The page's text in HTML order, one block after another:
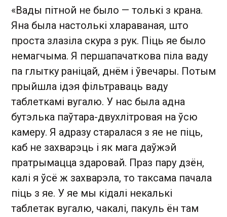
«Вады пітной не было — толькі з крана.
Яна была настолькі хлараваная, што
проста злазіла скура з рук. Піць яе было
немагчыма. Я першапачаткова піла ваду
па глытку раніцай, днём і ўвечары. Потым
прыйшла ідэя фільтраваць ваду
таблеткамі вугалю. У нас была адна
бутэлька паўтара-двухлітровая на ўсю
камеру. Я адразу старалася з яе не піць,
каб не захварэць і як мага даўжэй
пратрымацца здаровай. Праз пару дзён,
калі я ўсё ж захварэла, то таксама пачала
піць з яе. У яе мы кідалі некалькі
таблетак вугалю, чакалі, пакуль ён там